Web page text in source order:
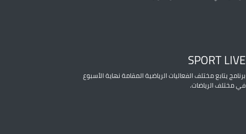
SPORT LIVE
برنامج يتابع مختلف الفعاليات الرياضية المقامة نهاية الأسبوع
في مختلف الرياضات.